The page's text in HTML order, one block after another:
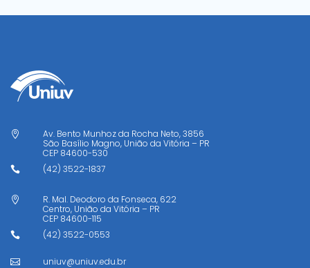

Av. Bento Munhoz da Rocha Neto, 3856
São Basílio Magno, União da Vitória – PR
CEP 84600-530
 (42) 3522-1837

R. Mal. Deodoro da Fonseca, 622
Centro, União da Vitória – PR
CEP 84600-115
 (42) 3522-0553
 uniuv@uniuv.edu.br